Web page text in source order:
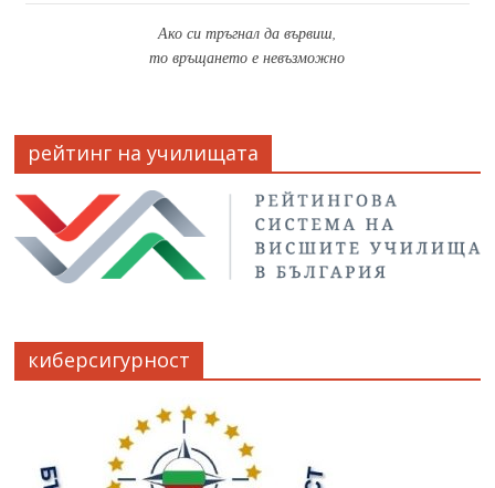
Ако си тръгнал да вървиш,
то връщането е невъзможно
рейтинг на училищата
киберсигурност